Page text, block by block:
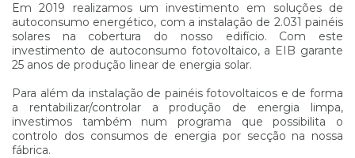
Em 2019 realizamos um investimento em soluções de
autoconsumo energético, com a instalação de 2.031 painéis
solares na cobertura do nosso edifício. Com este
investimento de autoconsumo fotovoltaico, a EIB garante
25 anos de produção linear de energia solar.
Para além da instalação de painéis fotovoltaicos e de forma
a rentabilizar/controlar a produção de energia limpa,
investimos também num programa que possibilita o
controlo dos consumos de energia por secção na nossa
fábrica.